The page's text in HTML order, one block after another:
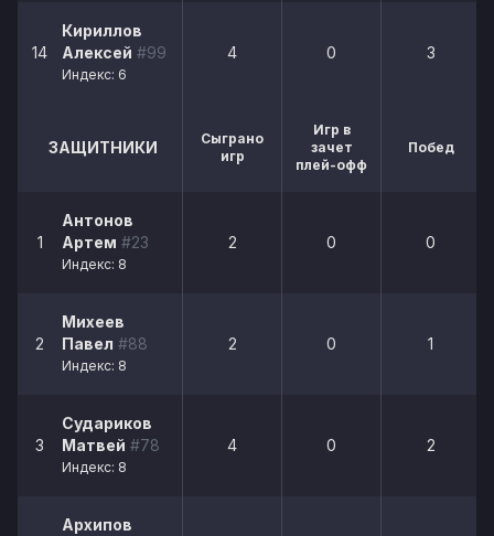
14
Кириллов
Алексей #99
Индекс: 6
4 0 3
ЗАЩИТНИКИ
Сыграно
игр
Игр в
зачет
плей-офф
Побед
1
Антонов
Артем #23
Индекс: 8
2 0 0
2
Михеев
Павел #88
Индекс: 8
2 0 1
3
Судариков
Матвей #78
Индекс: 8
4 0 2
Архипов